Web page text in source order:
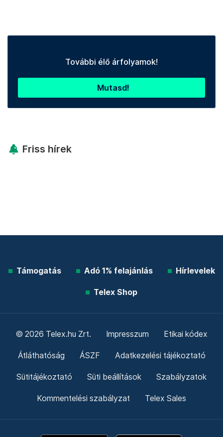
További élő árfolyamok!
Mutasd!
Friss hírek
Támogatás Adó 1% felajánlás Hírlevelek
Telex Shop
© 2026 Telex.hu Zrt. Impresszum Etikai kódex
Átláthatóság ÁSZF Adatkezelési tájékoztató
Sütitájékoztató Süti beállítások Szabályzatok
Kommentelési szabályzat Telex Sales